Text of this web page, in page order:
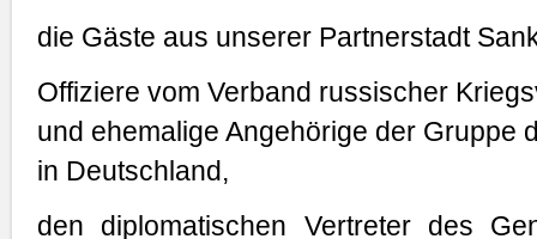
die Gäste aus unserer Partnerstadt
Offiziere vom Verband russischer
und ehemalige Angehörige der Gruppe
in Deutschland,
den diplomatischen Vertreter des